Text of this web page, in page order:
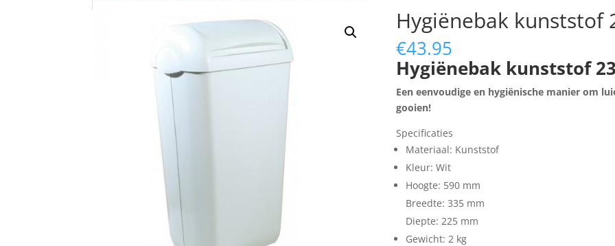
Hygiënebak kunststof
€43.95
Hygiënebak kunststof
Een eenvoudige en hygiënische manier om
gooien!
Specificaties
Materiaal: Kunststof
Kleur: Wit
Hoogte: 590 mm
Breedte: 335 mm
Diepte: 225 mm
Gewicht: 2 kg